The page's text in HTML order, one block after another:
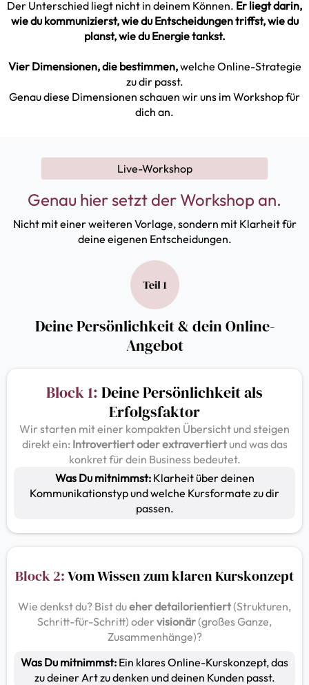
Der Unterschied liegt nicht in deinem Können. Er liegt darin,
wie du kommunizierst, wie du Entscheidungen triffst, wie du
planst, wie du Energie tankst.
Vier Dimensionen, die bestimmen,welche Online-Strategie
zu dir passt.
Genau diese Dimensionen schauen wir uns im Workshop für
dich an.
Live-Workshop
Genau hier setzt der Workshop an.
Nicht mit einer weiteren Vorlage, sondern mit Klarheit für
deine eigenen Entscheidungen.
Deine Persönlichkeit & dein Online-
Angebot
Block 1: Deine Persönlichkeit als
Erfolgsfaktor
Wir starten mit einer kompakten Übersicht und steigen
direkt ein: Introvertiert oder extravertiert und was das
konkret für dein Business bedeutet.
Was Du mitnimmst:Klarheit über deinen
Kommunikationstyp und welche Kursformate zu dir
passen.
Block 2:Vom Wissen zum klaren Kurskonzept
Wie denkst du? Bist dueher detailorientiert(Strukturen,
Schritt-für-Schritt) oder visionär(großes Ganze,
Zusammenhänge)?
Was Du mitnimmst: Ein klares Online-Kurskonzept, das
zu deiner Art zu denken und deinen Kunden passt.